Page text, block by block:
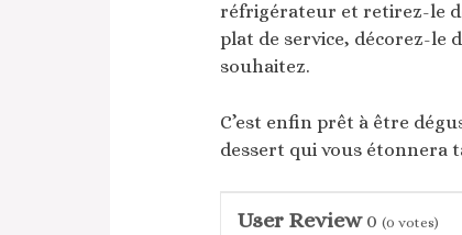
réfrigérateur et retirez-le
plat de service, décorez-le
souhaitez.
C’est enfin prêt à être
dessert qui vous étonnera
User Review 0 (0 votes)